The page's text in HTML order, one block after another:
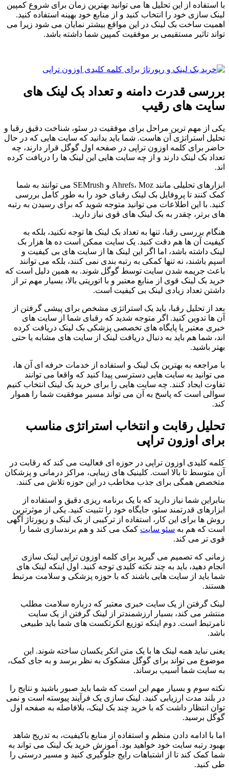
با استفاده از این تحلیل ها می توانید بهترین زمان برای شروع کمپین
لینک سازی خود را انتخاب کنید و از منابع خود بهینه استفاده کنید.
اهمیت ساخت بک لینک در این مواقع بیشتر نمایان می شود زیرا می
تواند تاثیر مستقیمی بر موفقیت کمپین شما داشته باشد.
بررسی قدرت دامنه و تعداد بک لینک های
سایت های رقیب
یکی از مهم ترین مراحل برای موفقیت در سئو، شناخت دقیق رقبا و
تحلیل استراتژی آن هاست. شما باید بدانید که سایت هایی که در حال
حاضر برای کلمه اوزون تراپی در صفحه اول گوگل قرار دارند، چه
تعداد بک لینک دارند و از چه سایت هایی این لینک ها را دریافت کرده
اند.
ابزارهای تحلیلی مانند Ahrefs، Moz و SEMrush می توانند به شما
کمک کنند تا پروفایل بک لینک رقبای خود را به طور کامل بررسی
کنید. با این اطلاعات می توانید متوجه شوید که برای رسیدن به رتبه
های برتر، چقدر به بک لینک های قوی نیاز دارید.
هنگام بررسی رقبا، تنها به تعداد بک لینک ها توجه نکنید، بلکه به
کیفیت آن ها هم دقت کنید. یک سایت ممکن است ده ها هزار بک
لینک داشته باشد، اما اگر این لینک ها از سایت های بی کیفیت و
اسپم باشند، نه تنها کمکی به رتبه بندی نمی کنند، بلکه می توانند
باعث جریمه شدن سایت توسط گوگل شوند. به همین دلیل است که
خرید بک لینک قوی از منابع معتبر و با اتوریتی بالا، بسیار مهم تر از
داشتن تعداد زیادی لینک بی کیفیت است.
بعد از تحلیل رقبا، باید یک استراتژی مشخص برای پیشی گرفتن از
آن ها تدوین کنید. اگر متوجه شدید که رقبای شما از سایت های
خبری معتبر یا پایگاه های تخصصی پزشکی بک لینک دریافت کرده
اند، شما هم باید به دنبال دریافت لینک از سایت های مشابه یا حتی
بهتر باشید.
با مراجعه به بهترین بک لینک و استفاده از خدمات حرفه ای آن ها،
می توانید به سایت هایی دسترسی پیدا کنید که واقعا می توانند
تفاوت ایجاد کنند. چه سایت هایی را برای خرید بک لینک انتخاب کنیم
سوالی است که پاسخ به آن می تواند مسیر موفقیت شما را هموار
کند.
تحلیل رقابت و انتخاب استراتژی مناسب
برای اوزون تراپی
کلمه کلیدی اوزون تراپی در حوزه ای فعالیت می کند که رقابت در
آن متوسط تا بالا است. کلینیک های زیبایی، مراکز درمانی و پزشکان
متخصص همگی برای جذب مخاطب در این حوزه تلاش می کنند.
بنابراین شما نیاز دارید که با یک برنامه ریزی دقیق و استفاده از
ابزارهای قدرتمند سئو، جایگاه خود را تثبیت کنید. یکی از موثرترین
روش ها برای این کار، استفاده از ترکیبی از بک لینک و رپورتاژ آگهی
است که هم به سئو سایت کمک می کند و هم برندسازی شما را
قوی تر می کند.
زمانی که تصمیم می گیرید برای کلمه اوزون تراپی لینک سازی
انجام دهید، باید به چند نکته کلیدی توجه کنید. اول اینکه لینک های
شما باید از سایت هایی باشند که با حوزه پزشکی و سلامت مرتبط
هستند.
لینک گرفتن از یک سایت خبری معتبر که درباره سلامت مطلب
منتشر می کند، بسیار ارزشمندتر از لینک گرفتن از یک سایت
نامرتبط است. دوم اینکه توزیع انکرتکست های شما باید طبیعی
باشد.
یعنی نباید همه لینک ها با یک متن انکر یکسان ساخته شوند. این
موضوع می تواند برای گوگل مشکوک به نظر برسد و به جای کمک،
به سایت شما آسیب برساند.
نکته سوم و بسیار مهم این است که شما باید صبور باشید و نتایج را
در بلند مدت ارزیابی کنید. لینک سازی یک فرآیند پیوسته است و نمی
توان انتظار داشت که با خرید چند بک لینک، بلافاصله به صفحه اول
گوگل برسید.
اما با ادامه دادن منظم و استفاده از منابع باکیفیت، به تدریج شاهد
بهبود رتبه سایت خود خواهید بود. آموزش خرید بک لینک می تواند به
شما کمک کند تا از اشتباهات رایج جلوگیری کنید و مسیر درستی را
طی کنید.